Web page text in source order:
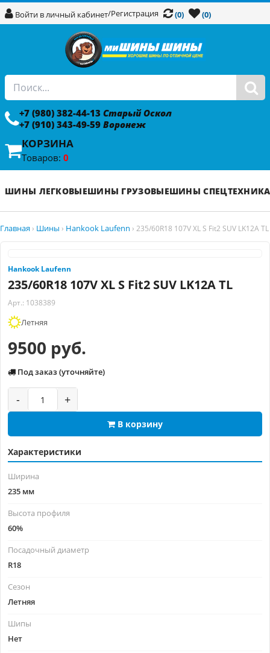
Войти в личный кабинет/Регистрация (0) (0)
+7 (980) 382-44-13 Старый Оскол
+7 (910) 343-49-59 Воронеж
КОРЗИНА
Товаров: 0
ШИНЫ ЛЕГКОВЫЕШИНЫ ГРУЗОВЫЕШИНЫ СПЕЦТЕХНИКА
Главная › Шины › Hankook Laufenn › 235/60R18 107V XL S Fit2 SUV LK12A TL
Hankook Laufenn
235/60R18 107V XL S Fit2 SUV LK12A TL
Арт.: 1038389
Летняя
9500 руб.
Под заказ (уточняйте)
- +
В корзину
Характеристики
Ширина
235 мм
Высота профиля
60%
Посадочный диаметр
R18
Сезон
Летняя
Шипы
Нет